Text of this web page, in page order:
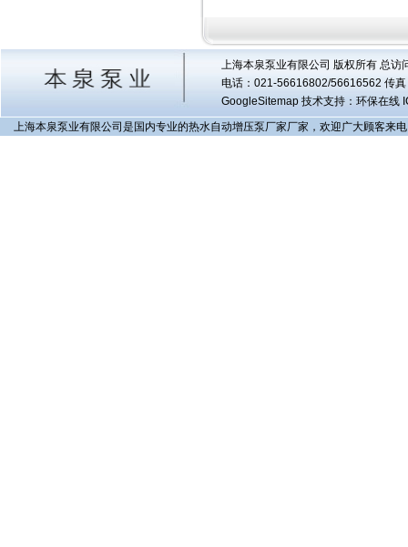
上海本泉泵业有限公司 版权所有 总访
电话：021-56616802/56616562 传
GoogleSitemap技术支持：环保在线
上海本泉泵业有限公司是国内专业的热水自动增压泵厂家厂家，欢迎广大顾客来